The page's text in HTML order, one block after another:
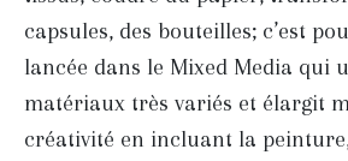
capsules, des bouteilles; c’est
lancée dans le Mixed Media qui
matériaux très variés et élargit
créativité en incluant la